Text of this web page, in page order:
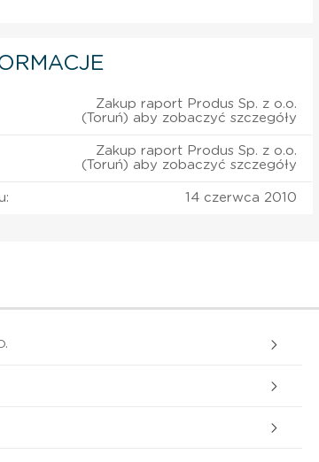
Zakup raport Produs Sp. z o.o.
(Toruń) aby zobaczyć szczegóły
Zakup raport Produs Sp. z o.o.
(Toruń) aby zobaczyć szczegóły
14 czerwca 2010